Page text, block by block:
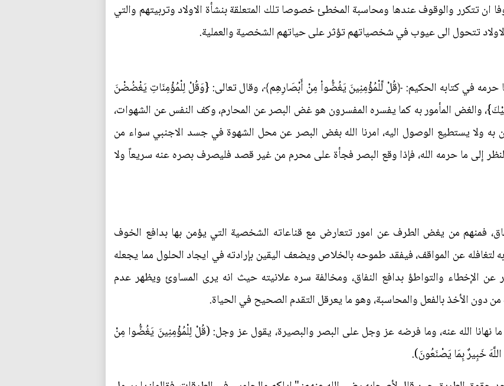
ان تتكرر والوقوف عندها ومحاسبة المخطئ خصوصا تلك المتعلقة بنشأة الاولاد وتربيتهم والتي
تتحول الى عيوب في شخصياتهم تؤثر على حياتهم الشخصية والعملية.
ما حرمه في كتابه الحكيم: ﴿قُلْ لِّلْمُؤْمِنِينَ يَغُضُّواْ مِنْ أَبْصَارِهِم﴾، وقال تعالى: {وَقُلْ لِلْمُؤْمِنَاتِ يَغْضُضْنَ
والغض المأمور به كما يفسره المفسرون هو غض البصر عن المحارم، وكف النفس عن الشهوات،
به ولا يستطيع الوصول اليه، امرنا الله بغض البصر عن محل الشهوة في جسد الاجنبي سواء من
إلى ما حرمه الله، فإذا وقع البصر فجأة على محرم من غير قصد فليصرف بصره عنه سريعاً ولا
فمنهم من يغض الطرف عن امور تتعارض مع قناعاته الشخصية التي يؤمن بها بدافع الخوف
لتغافله عن المواقف، فيفقد طموحه بالخلاص ويضعف اليقين بإرادته في ايجاد الحلول مما يجعله
الإخطاء والتواطؤ بدافع النفاق، ومخالفة سره علانيته حيث انه يرى المساوئ ويظهر عدم
من دون الأخذ بالفعل والمحاسبة، وهو ما يعرقل التقدم الصحيح في الحياة.
نهانا الله عنه، وما فرضه عز وجل على البصر والبصيرة، يقول عز وجل: (قُلْ لِلْمُؤْمِنِينَ يَغُضُّوا مِنْ
خَبِيرٌ بِمَا يَصْنَعُونَ).